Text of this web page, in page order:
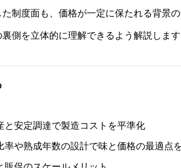
た制度面も、価格が一定に保たれる背景
側を立体的に理解できるよう解説します
と安定調達で製造コストを平準化
率や熟成年数の設計で味と価格の最適点